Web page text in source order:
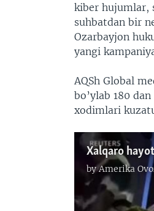
kiber hujumlar,
suhbatdan bir
Ozarbayjon
yangi
AQSh Global
bo’ylab 180
xodimlari
Xalqaro
byAmerika